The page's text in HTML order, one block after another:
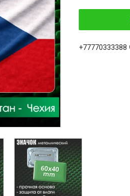
+77770333388